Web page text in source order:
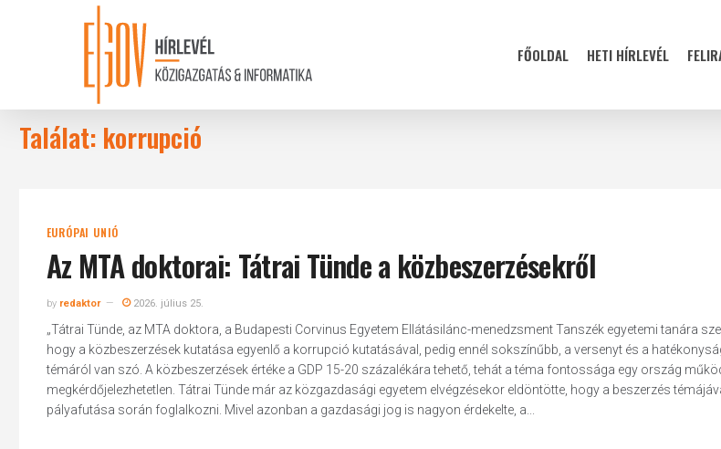
FŐOLDAL HETI HÍRLEVÉL
Találat: korrupció
EURÓPAI UNIÓ
Az MTA doktorai: Tátrai Tünde a közbeszerzésekről
by redaktor 2026. július 25.
„Tátrai Tünde, az MTA doktora, a Budapesti Corvinus Egyetem Ellátásilánc-menedzsment Tanszék egyetemi tanára
hogy a közbeszerzések kutatása egyenlő a korrupció kutatásával, pedig ennél sokszínűbb, a versenyt és a
témáról van szó. A közbeszerzések értéke a GDP 15-20 százalékára tehető, tehát a téma fontossága egy ország
megkérdőjelezhetetlen. Tátrai Tünde már az közgazdasági egyetem elvégzésekor eldöntötte, hogy a beszerzés
pályafutása során foglalkozni. Mivel azonban a gazdasági jog is nagyon érdekelte, a...